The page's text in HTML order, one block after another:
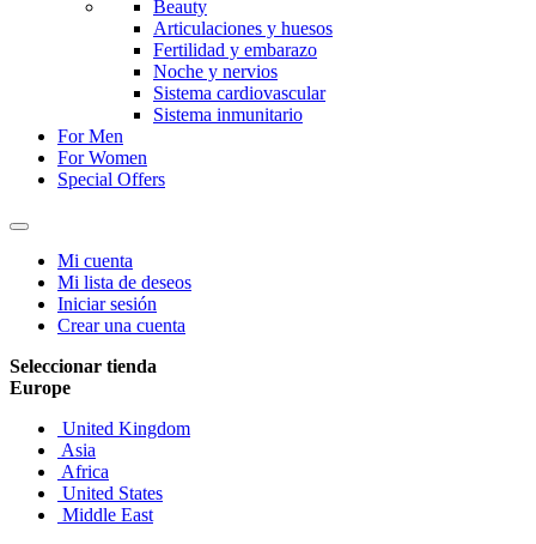
Beauty
Articulaciones y huesos
Fertilidad y embarazo
Noche y nervios
Sistema cardiovascular
Sistema inmunitario
For Men
For Women
Special Offers
Mi cuenta
Mi lista de deseos
Iniciar sesión
Crear una cuenta
Seleccionar tienda
Europe
United Kingdom
Asia
Africa
United States
Middle East